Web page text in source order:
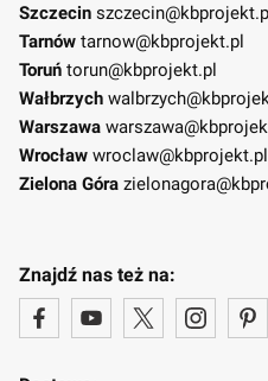
Szczecin
Tarnów tarnow@kbprojekt.pl
Toruń torun@kbprojekt.pl
Wałbrzych
Warszawa
Wrocław wroclaw@kbprojekt.pl
Zielona Góra
Znajdź nas też na: